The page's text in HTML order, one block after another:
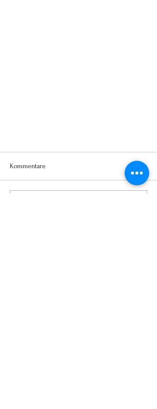
Kommentare